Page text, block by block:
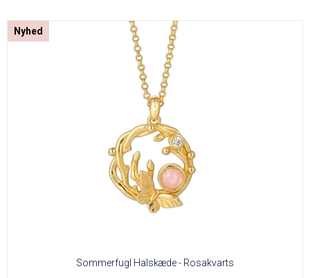
Nyhed
Sommerfugl Halskæde - Rosakvarts